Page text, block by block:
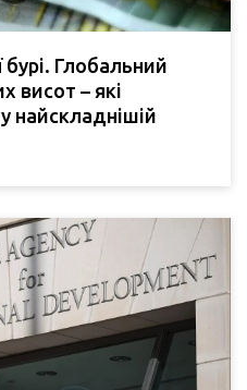
Глобальний
висот – які
найскладнішій